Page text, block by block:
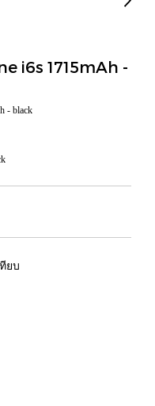
i6s 1715mAh -
- black
ยบ